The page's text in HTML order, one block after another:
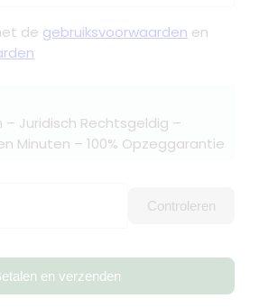
de gebruiksvoorwaarden en
– Juridisch Rechtsgeldig –
Minuten – 100% Opzeggarantie
Controleren
en verzenden